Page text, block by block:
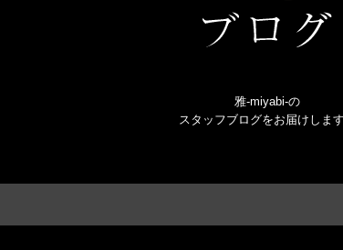
雅-miyabi-の
スタッフブログをお届けします